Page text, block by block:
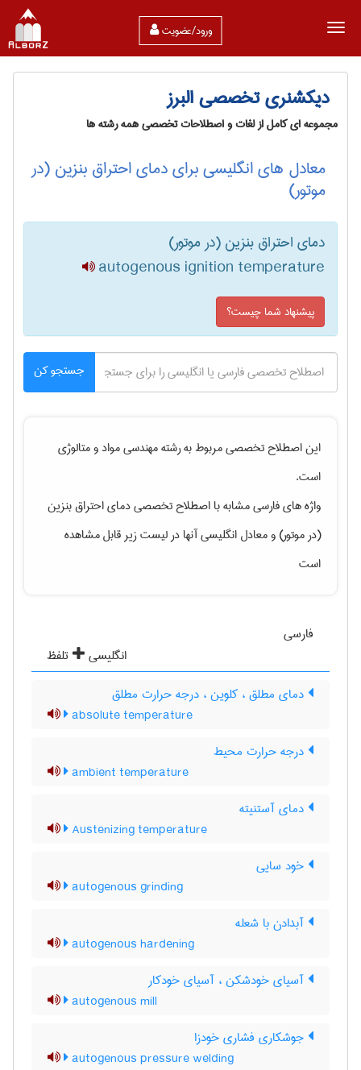
ورود/عضویت
دیکشنری تخصصی البرز
مجموعه ای کامل از لغات و اصطلاحات تخصصی همه رشته ها
معادل های انگلیسی برای دمای احتراق بنزین (در
موتور)
دمای احتراق بنزین (در موتور)
autogenous ignition temperature
پیشنهاد شما چیست؟
جستجو کن
این اصطلاح تخصصی مربوط به رشتهمهندسی مواد و متالوژی
است.
واژه های فارسی مشابه با اصطلاح تخصصیدمای احتراق بنزین
(در موتور)و معادل انگلیسی آنها در لیست زیر قابل مشاهده
است
فارسی
انگلیسی
تلفظ
دمای مطلق ، کلوین ، درجه حرارت مطلق
absolute temperature
درجه حرارت محیط
ambient temperature
دمای آستنیته
Austenizing temperature
خود سایی
autogenous grinding
آبدادن با شعله
autogenous hardening
آسیای خودشکن ، آسیای خودکار
autogenous mill
جوشکاری فشاری خودزا
autogenous pressure welding